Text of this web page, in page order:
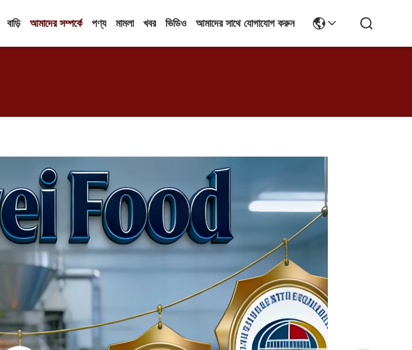
বাড়ি আমাদের সম্পর্কে পণ্য মামলা খবর ভিডিও আমাদের সাথে যোগাযোগ করুন